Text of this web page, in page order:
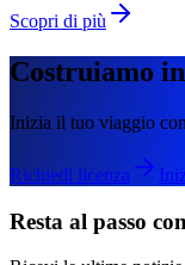
Scopri di più
Costruiamo
Inizia il tuo viaggio
Richiedi licenza
Resta al passo